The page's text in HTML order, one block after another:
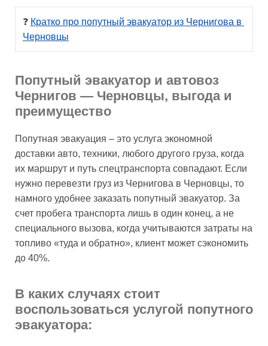
❓ Кратко про попутный эвакуатор из Чернигова в
Черновцы
Попутный эвакуатор и автовоз
Чернигов — Черновцы, выгода и
преимущество
Попутная эвакуация – это услуга экономной
доставки авто, техники, любого другого груза, когда
их маршрут и путь спецтранспорта совпадают. Если
нужно перевезти груз из Чернигова в Черновцы, то
намного удобнее заказать попутный эвакуатор. За
счет пробега транспорта лишь в один конец, а не
специального вызова, когда учитываются затраты на
топливо «туда и обратно», клиент может сэкономить
до 40%.
В каких случаях стоит
воспользоваться услугой попутного
эвакуатора: